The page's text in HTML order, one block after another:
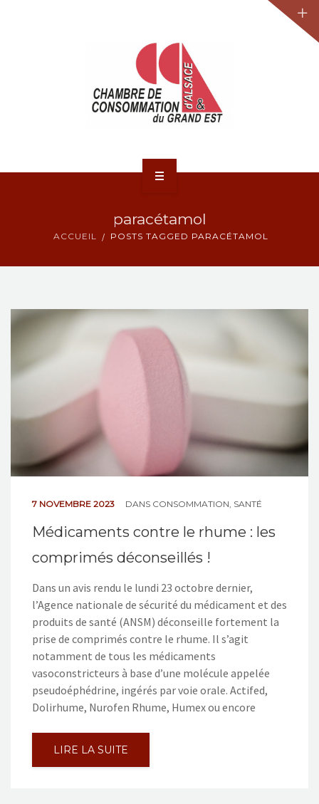
NOS ACTIONS
CONTACT
paracétamol
ACCUEIL POSTS TAGGED PARACÉTAMOL
7 NOVEMBRE 2023 DANS CONSOMMATION SANTÉ
Médicaments contre le rhume : les
comprimés déconseillés !
Dans un avis rendu le lundi 23 octobre dernier,
l’Agence nationale de sécurité du médicament et des
produits de santé (ANSM) déconseille fortement la
prise de comprimés contre le rhume. Il s’agit
notamment de tous les médicaments
vasoconstricteurs à base d’une molécule appelée
pseudoéphédrine, ingérés par voie orale. Actifed,
Dolirhume, Nurofen Rhume, Humex ou encore
LIRE LA SUITE